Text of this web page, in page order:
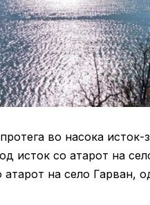
во насока
исток со атарот на
атарот на село Гарван,